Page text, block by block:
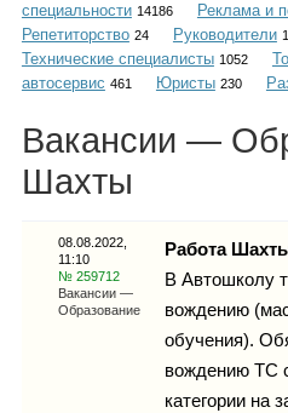
специальности 14186 Реклама и
Репетиторство 24 Руководители
Технические специалисты 1052
автосервис 461 Юристы 230
Вакансии —
Шахты
08.08.2022,
11:10
№ 259712
Вакансии —
Образование
Работа
В Автошколу
вождению
обучения).
вождению ТС
категории на